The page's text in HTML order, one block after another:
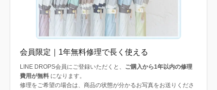
会員限定｜1年無料修理で長く使える
LINE DROPS会員にご登録いただくと、 ご購入から1年以内の修理
費用が無料 になります。
修理をご希望の場合は、商品の状態が分かるお写真をお送りくださ